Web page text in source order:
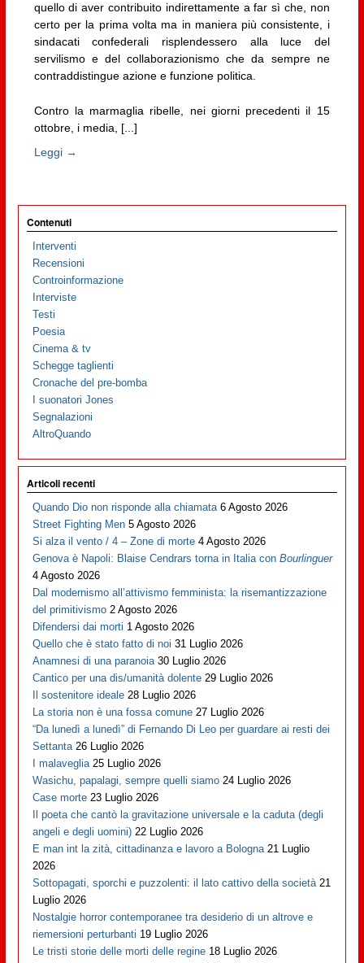
quello di aver contribuito indirettamente a far sì che, non
certo per la prima volta ma in maniera più consistente, i
sindacati confederali risplendessero alla luce del
servilismo e del collaborazionismo che da sempre ne
contraddistingue azione e funzione politica.
Contro la marmaglia ribelle, nei giorni precedenti il 15
ottobre, i media, [...]
Leggi →
Contenuti
Interventi
Recensioni
Controinformazione
Interviste
Testi
Poesia
Cinema & tv
Schegge taglienti
Cronache del pre-bomba
I suonatori Jones
Segnalazioni
AltroQuando
Articoli recenti
Quando Dio non risponde alla chiamata 6 Agosto 2026
Street Fighting Men 5 Agosto 2026
Si alza il vento / 4 – Zone di morte 4 Agosto 2026
Genova è Napoli: Blaise Cendrars torna in Italia conBourlinguer
4 Agosto 2026
Dal modernismo all’attivismo femminista: la risemantizzazione
del primitivismo 2 Agosto 2026
Difendersi dai morti 1 Agosto 2026
Quello che è stato fatto di noi 31 Luglio 2026
Anamnesi di una paranoia 30 Luglio 2026
Cantico per una dis/umanità dolente 29 Luglio 2026
Il sostenitore ideale 28 Luglio 2026
La storia non è una fossa comune 27 Luglio 2026
“Da lunedì a lunedì” di Fernando Di Leo per guardare ai resti dei
Settanta 26 Luglio 2026
I malaveglia 25 Luglio 2026
Wasichu, papalagi, sempre quelli siamo 24 Luglio 2026
Case morte 23 Luglio 2026
Il poeta che cantò la gravitazione universale e la caduta (degli
angeli e degli uomini) 22 Luglio 2026
E man int la zità, cittadinanza e lavoro a Bologna 21 Luglio
2026
Sottopagati, sporchi e puzzolenti: il lato cattivo della società 21
Luglio 2026
Nostalgie horror contemporanee tra desiderio di un altrove e
riemersioni perturbanti 19 Luglio 2026
Le tristi storie delle morti delle regine 18 Luglio 2026